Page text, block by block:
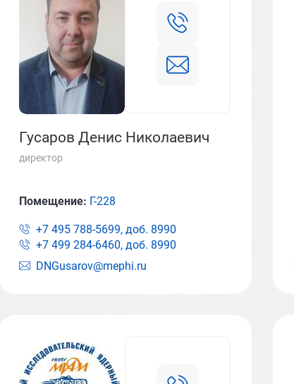
Гусаров Денис Николаевич
директор
DNGusarov@mephi.ru
Помещение: Г-228
+7 495 788-5699, доб. 8990
+7 499 284-6460, доб. 8990